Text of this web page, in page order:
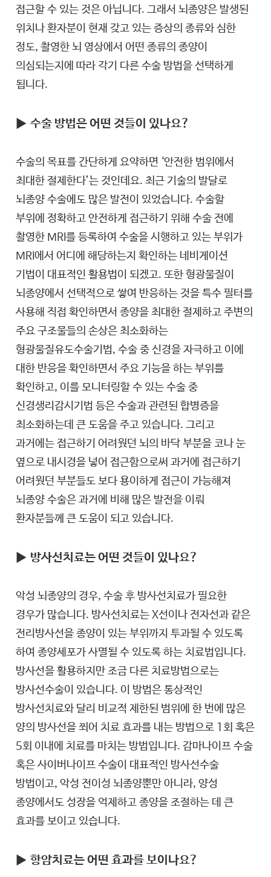
접근할 수 있는 것은 아닙니다. 그래서 뇌종양은 발생된
위치나 환자분이 현재 갖고 있는 증상의 종류와 심한
정도, 촬영한 뇌 영상에서 어떤 종류의 종양이
의심되는지에 따라 각기 다른 수술 방법을 선택하게
됩니다.
▶ 수술 방법은 어떤 것들이 있나요?
수술의 목표를 간단하게 요약하면 ‘안전한 범위에서
최대한 절제한다’는 것인데요. 최근 기술의 발달로
뇌종양 수술에도 많은 발전이 있었습니다. 수술할
부위에 정확하고 안전하게 접근하기 위해 수술 전에
촬영한 MRI를 등록하여 수술을 시행하고 있는 부위가
MRI에서 어디에 해당하는지 확인하는 네비게이션
기법이 대표적인 활용법이 되겠고. 또한 형광물질이
뇌종양에서 선택적으로 쌓여 반응하는 것을 특수 필터를
사용해 직접 확인하면서 종양을 최대한 절제하고 주변의
주요 구조물들의 손상은 최소화하는
형광물질유도수술기법, 수술 중 신경을 자극하고 이에
대한 반응을 확인하면서 주요 기능을 하는 부위를
확인하고, 이를 모니터링할 수 있는 수술 중
신경생리감시기법 등은 수술과 관련된 합병증을
최소화하는데 큰 도움을 주고 있습니다. 그리고
과거에는 접근하기 어려웠던 뇌의 바닥 부분을 코나 눈
옆으로 내시경을 넣어 접근함으로써 과거에 접근하기
어려웠던 부분들도 보다 용이하게 접근이 가능해져
뇌종양 수술은 과거에 비해 많은 발전을 이뤄
환자분들께 큰 도움이 되고 있습니다.
▶ 방사선치료는 어떤 것들이 있나요?
악성 뇌종양의 경우, 수술 후 방사선치료가 필요한
경우가 많습니다. 방사선치료는 X선이나 전자선과 같은
전리방사선을 종양이 있는 부위까지 투과될 수 있도록
하여 종양세포가 사멸될 수 있도록 하는 치료법입니다.
방사선을 활용하지만 조금 다른 치료방법으로는
방사선수술이 있습니다. 이 방법은 통상적인
방사선치료와 달리 비교적 제한된 범위에 한 번에 많은
양의 방사선을 쬐어 치료 효과를 내는 방법으로 1회 혹은
5회 이내에 치료를 마치는 방법입니다. 감마나이프 수술
혹은 사이버나이프 수술이 대표적인 방사선수술
방법이고, 악성 전이성 뇌종양뿐만 아니라, 양성
종양에서도 성장을 억제하고 종양을 조절하는 데 큰
효과를 보이고 있습니다.
▶ 항암치료는 어떤 효과를 보이나요?